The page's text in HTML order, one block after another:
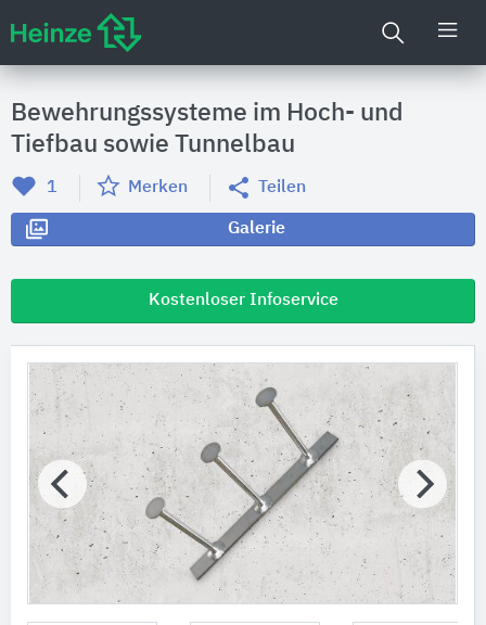
Bewehrungssysteme im Hoch- und
Tiefbau sowie Tunnelbau
1 Merken Teilen
Galerie
Kostenloser Infoservice